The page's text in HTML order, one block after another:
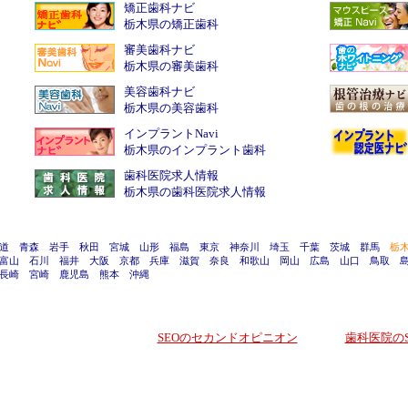
矯正歯科ナビ
栃木県の矯正歯科
審美歯科ナビ
栃木県の審美歯科
美容歯科ナビ
栃木県の美容歯科
インプラントNavi
栃木県のインプラント歯科
歯科医院求人情報
栃木県の歯科医院求人情報
青森 岩手 秋田 宮城 山形 福島 東京 神奈川 埼玉 千葉 茨城 群馬
栃
富山
石川 福井 大阪 京都 兵庫 滋賀 奈良 和歌山 岡山 広島 山口 鳥取
長崎
宮崎 鹿児島 熊本 沖縄
SEOのセカンドオピニオン 歯科医院の